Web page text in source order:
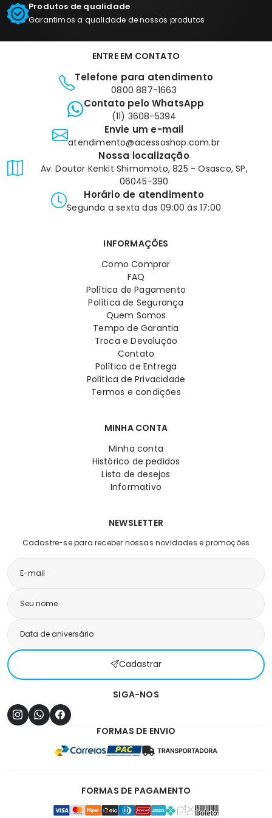
Produtos de qualidade
Garantimos a qualidade de nossos produtos
ENTRE EM CONTATO
Telefone para atendimento
0800 887-1663
Contato pelo WhatsApp
(11) 3608-5394
Envie um e-mail
atendimento@acessoshop.com.br
Nossa localização
Av. Doutor Kenkit Shimomoto, 825 - Osasco, SP,
06045-390
Horário de atendimento
Segunda a sexta das 09:00 às 17:00
INFORMAÇÕES
Como Comprar
FAQ
Política de Pagamento
Política de Segurança
Quem Somos
Tempo de Garantia
Troca e Devolução
Contato
Política de Entrega
Política de Privacidade
Termos e condições
MINHA CONTA
Minha conta
Histórico de pedidos
Lista de desejos
Informativo
NEWSLETTER
Cadastre-se para receber nossas novidades e promoções
Cadastrar
SIGA-NOS
FORMAS DE ENVIO
FORMAS DE PAGAMENTO